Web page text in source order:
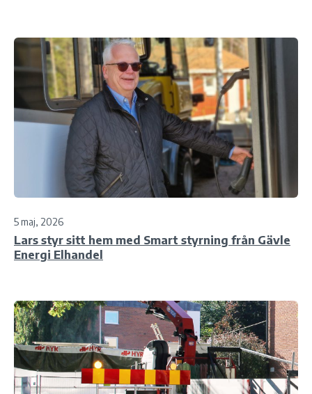
5 maj, 2026
Lars styr sitt hem med Smart styrning från Gävle
Energi Elhandel